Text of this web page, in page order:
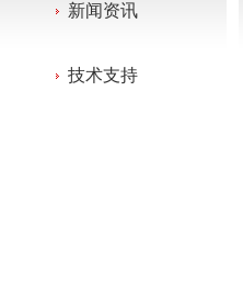
新闻资讯
技术支持